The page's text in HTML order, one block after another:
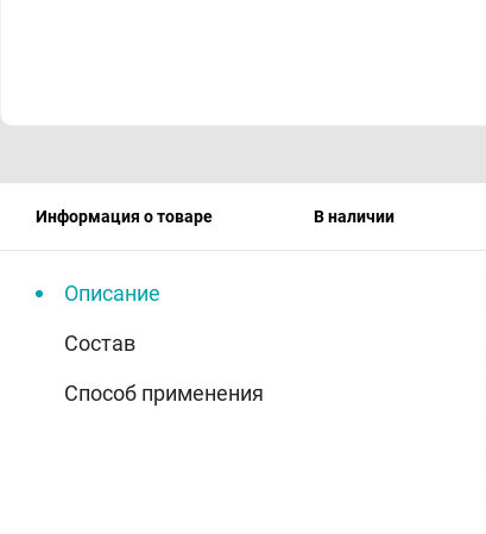
Информация о товаре В наличии
Описание
Состав
Способ применения